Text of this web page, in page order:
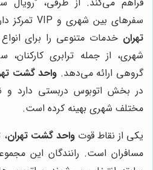
سفرهای بین شهری و VIP تمرکز دارد، در حالی که
تهران خدمات متنوعی را برای
شهری، از جمله ترابری
گروهی ارائه می‌دهد. واحد گشت
در بخش اتوبوس دربستی دارد و
مختلف شهری بهینه کرده است.
یکی از نقاط قوتواحد گشت تهران
مسافران است. رانندگان این